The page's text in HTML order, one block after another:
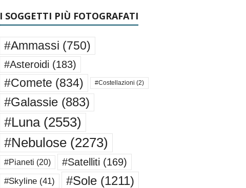
I SOGGETTI PIÙ FOTOGRAFATI
#Ammassi (750)
#Asteroidi (183)
#Comete (834) #Costellazioni (2)
#Galassie(883)
#Luna(2553)
#Nebulose(2273)
#Pianeti (20) #Satelliti (169)
#Skyline(41) #Sole(1211)